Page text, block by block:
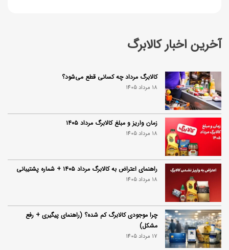
آخرین اخبار کالابرگ
کالابرگ مرداد چه کسانی قطع می‌شود؟
18 مرداد 1405
زمان واریز و مبلغ کالابرگ مرداد ۱۴۰۵
18 مرداد 1405
راهنمای اعتراض به کالابرگ مرداد ۱۴۰۵ + شماره پشتیبانی
18 مرداد 1405
چرا موجودی کالابرگ کم شده؟ (راهنمای پیگیری + رفع
مشکل)
17 مرداد 1405